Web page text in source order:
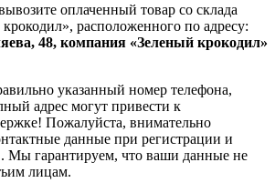
оплаченный товар со склада
расположенного по адресу:
48, компания «Зеленый крокодил»
указанный номер телефона,
адрес могут привести к
Пожалуйста, внимательно
данные при регистрации и
Мы гарантируем, что ваши данные не
лицам.